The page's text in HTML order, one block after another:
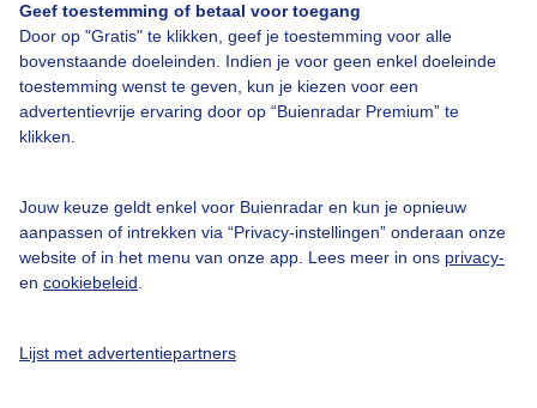
Geef toestemming of betaal voor toegang
Door op "Gratis" te klikken, geef je toestemming voor alle
bovenstaande doeleinden. Indien je voor geen enkel doeleinde
toestemming wenst te geven, kun je kiezen voor een
advertentievrije ervaring door op “Buienradar Premium” te
klikken.
Jouw keuze geldt enkel voor Buienradar en kun je opnieuw
aanpassen of intrekken via “Privacy-instellingen” onderaan onze
website of in het menu van onze app. Lees meer in ons privacy-
en cookiebeleid
Lijst met advertentiepartners
Veelgestelde vragen
Contact
Toegankelijkheid
Buienradar Team
Privacy beleid
Privacy instellingen